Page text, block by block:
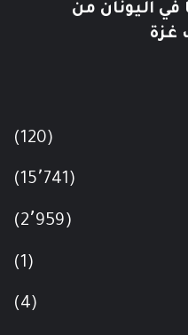
في اليونان من
غزة
(120)
(15٬741)
(2٬959)
(1)
(4)